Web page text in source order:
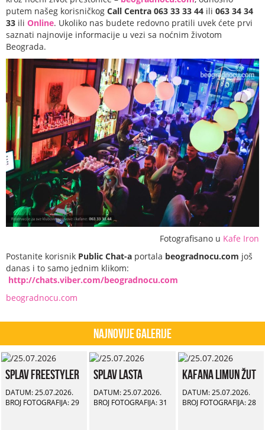
putem našeg korisničkog Call Centra 063 33 33 44 ili 063 34 34
33 ili Online. Ukoliko nas budete redovno pratili uvek ćete prvi
saznati najnovije informacije u vezi sa noćnim životom
Beograda.
Fotografisano u Kafe Iron
Postanite korisnik Public Chat-a portala beogradnocu.com još
danas i to samo jednim klikom:
http://chats.viber.com/beogradnocu.com
beogradnocu.com
Najnovije Galerije
Splav Freestyler
DATUM: 25.07.2026.
BROJ FOTOGRAFIJA: 29
Splav Lasta
DATUM: 25.07.2026.
BROJ FOTOGRAFIJA: 31
Kafana Limun Žut
DATUM: 25.07.2026.
BROJ FOTOGRAFIJA: 28